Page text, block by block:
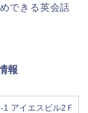
できる英会話
報
アイエスビル2Ｆ